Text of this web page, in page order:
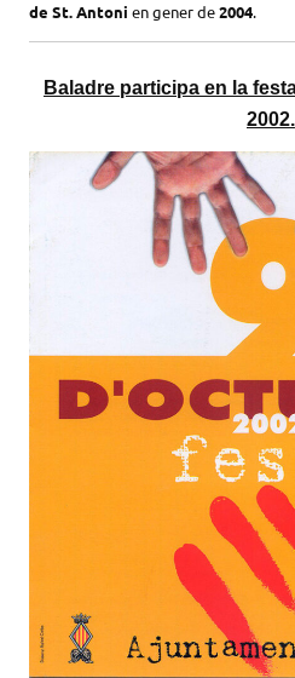
de St. Antoni en gener de2004.
Baladre participa en la
2002.